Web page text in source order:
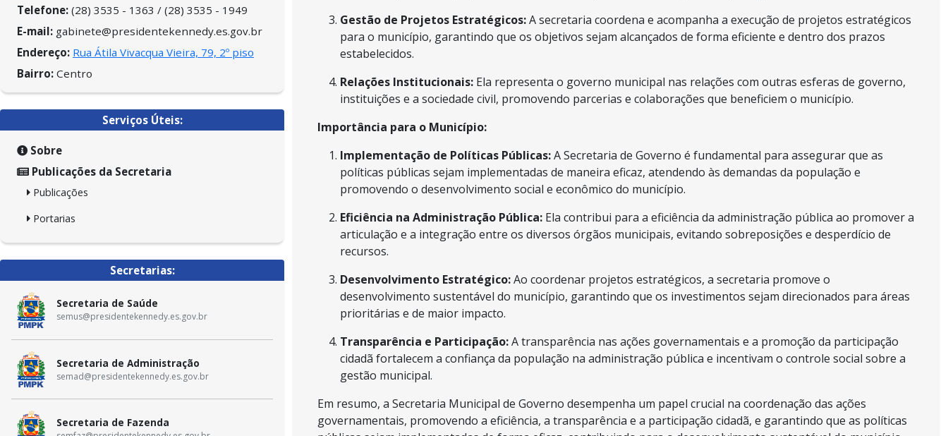
Telefone: (28) 3535 - 1363 / (28) 3535 - 1949
E-mail: gabinete@presidentekennedy.es.gov.br
Endereço: Rua Átila Vivacqua Vieira, 79, 2º piso
Bairro: Centro
Serviços Úteis:
Sobre
Publicações da Secretaria
Publicações
Portarias
Secretarias:
Secretaria de Saúde
semus@presidentekennedy.es.gov.br
Secretaria de Administração
semad@presidentekennedy.es.gov.br
Secretaria de Fazenda
Gestão de Projetos Estratégicos:A secretaria coordena e acompanha a execução de projetos estratégicos
para o município, garantindo que os objetivos sejam alcançados de forma eficiente e dentro dos prazos
estabelecidos.
Relações Institucionais: Ela representa o governo municipal nas relações com outras esferas de governo,
instituições e a sociedade civil, promovendo parcerias e colaborações que beneficiem o município.
Importância para o Município:
Implementação de Políticas Públicas:A Secretaria de Governo é fundamental para assegurar que as
políticas públicas sejam implementadas de maneira eficaz, atendendo às demandas da população e
promovendo o desenvolvimento social e econômico do município.
Eficiência na Administração Pública: Ela contribui para a eficiência da administração pública ao promover a
articulação e a integração entre os diversos órgãos municipais, evitando sobreposições e desperdício de
recursos.
Desenvolvimento Estratégico:Ao coordenar projetos estratégicos, a secretaria promove o
desenvolvimento sustentável do município, garantindo que os investimentos sejam direcionados para áreas
prioritárias e de maior impacto.
Transparência e Participação:A transparência nas ações governamentais e a promoção da participação
cidadã fortalecem a confiança da população na administração pública e incentivam o controle social sobre a
gestão municipal.
Em resumo, a Secretaria Municipal de Governo desempenha um papel crucial na coordenação das ações
governamentais, promovendo a eficiência, a transparência e a participação cidadã, e garantindo que as políticas